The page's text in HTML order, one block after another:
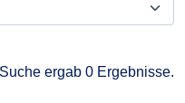
Suche ergab 0 Ergebnisse.